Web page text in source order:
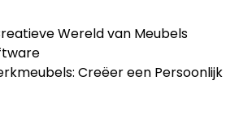
Wereld van Meubels
Creëer een Persoonlijk